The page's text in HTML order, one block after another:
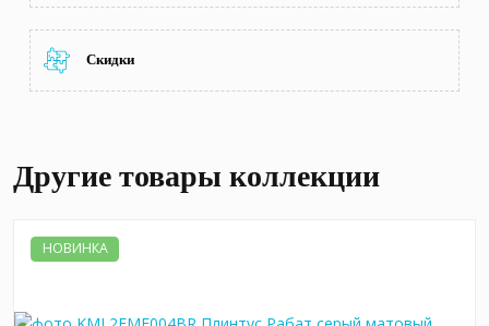
Скидки
Другие товары коллекции
НОВИНКА